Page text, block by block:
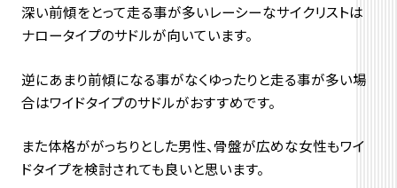
深い前傾をとって走る事が多いレーシーなサイクリストは
ナロータイプのサドルが向いています。
逆にあまり前傾になる事がなくゆったりと走る事が多い場
合はワイドタイプのサドルがおすすめです。
また体格ががっちりとした男性、骨盤が広めな女性もワイ
ドタイプを検討されても良いと思います。